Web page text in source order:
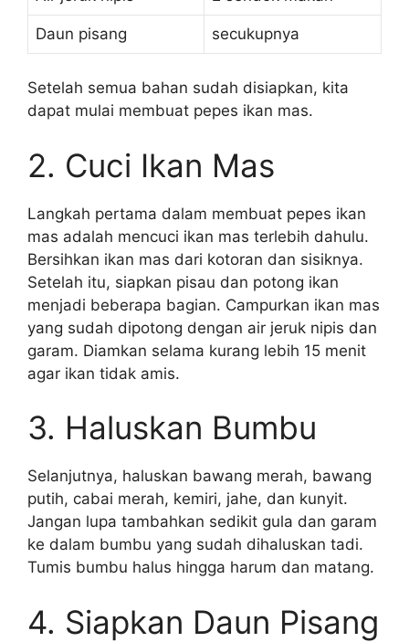
Daun pisang secukupnya
Setelah semua bahan sudah disiapkan, kita
dapat mulai membuat pepes ikan mas.
2. Cuci Ikan Mas
Langkah pertama dalam membuat pepes ikan
mas adalah mencuci ikan mas terlebih dahulu.
Bersihkan ikan mas dari kotoran dan sisiknya.
Setelah itu, siapkan pisau dan potong ikan
menjadi beberapa bagian. Campurkan ikan mas
yang sudah dipotong dengan air jeruk nipis dan
garam. Diamkan selama kurang lebih 15 menit
agar ikan tidak amis.
3. Haluskan Bumbu
Selanjutnya, haluskan bawang merah, bawang
putih, cabai merah, kemiri, jahe, dan kunyit.
Jangan lupa tambahkan sedikit gula dan garam
ke dalam bumbu yang sudah dihaluskan tadi.
Tumis bumbu halus hingga harum dan matang.
4. Siapkan Daun Pisang